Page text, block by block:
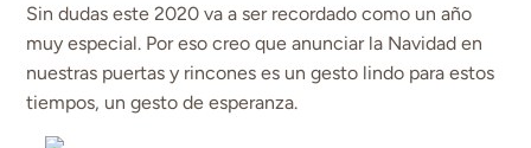
Sin dudas este 2020 va a ser recordado como un año
muy especial. Por eso creo que anunciar la Navidad en
nuestras puertas y rincones es un gesto lindo para estos
tiempos, un gesto de esperanza.